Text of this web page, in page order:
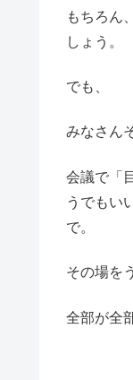
もちろん
しょう。
でも、
みなさん
会議で「
うでもい
で。
その場を
全部が全